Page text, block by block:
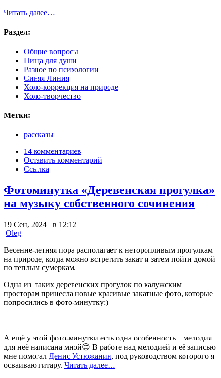
Читать далее…
Раздел:
Общие вопросы
Пища для души
Разное по психологии
Синяя Линия
Холо-коррекция на природе
Холо-творчество
Метки:
рассказы
14 комментариев
Оставить комментарий
Ссылка
Фотоминутка «Деревенская прогулка»
на музыку собственного сочинения
19 Сен, 2024 в 12:12
Oleg
Весенне-летняя пора располагает к неторопливым прогулкам
на природе, когда можно встретить закат и затем пойти домой
по теплым сумеркам.
Одна из таких деревенских прогулок по калужским
просторам принесла новые красивые закатные фото, которые
попросились в фото-минутку:)
А ещё у этой фото-минутки есть одна особенность – мелодия
для неё написана мной😊 В работе над мелодией и её записью
мне помогал Денис Устюжанин, под руководством которого я
осваиваю гитару. Читать далее…